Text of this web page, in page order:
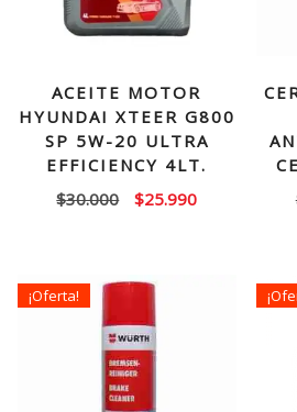
ACEITE MOTOR
HYUNDAI XTEER G800
SP 5W-20 ULTRA
EFFICIENCY 4LT.
$30.000
El
era:
$30.000.
$25.990El
$25.990.
¡Oferta!